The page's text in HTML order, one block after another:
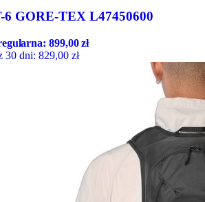
6 GORE-TEX L47450600
899,00zł
30 dni: 829,00 zł